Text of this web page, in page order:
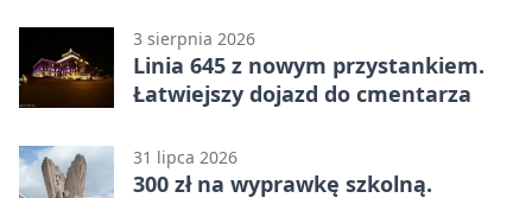
3 sierpnia 2026
Linia 645 z nowym przystankiem.
Łatwiejszy dojazd do cmentarza
31 lipca 2026
300 zł na wyprawkę szkolną.